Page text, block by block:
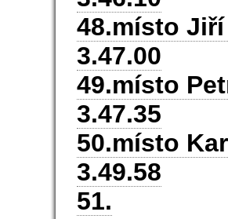
48.místo
3.47.00
49.místo
3.47.35
50.místo
3.49.58
51.